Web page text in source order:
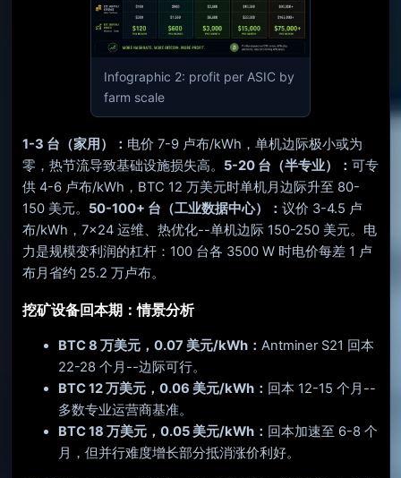
Infographic 2: profit per ASIC by
farm scale
1-3 台（家用）： 电价 7-9 卢布/kWh，单机边际极小或为
零，热节流导致基础设施损失高。 5-20 台（半专业）： 可专
供 4-6 卢布/kWh，BTC 12 万美元时单机月边际升至 80-
150 美元。 50-100+ 台（工业数据中心）： 议价 3-4.5 卢
布/kWh，7×24 运维、热优化--单机边际 150-250 美元。电
力是规模变利润的杠杆：100 台各 3500 W 时电价每差 1 卢
布月省约 25.2 万卢布。
挖矿设备回本期：情景分析
BTC 8 万美元，0.07 美元/kWh： Antminer S21 回本
22-28 个月--边际可行。
BTC 12 万美元，0.06 美元/kWh： 回本 12-15 个月--
多数专业运营商基准。
BTC 18 万美元，0.05 美元/kWh： 回本加速至 6-8 个
月，但并行难度增长部分抵消涨价利好。